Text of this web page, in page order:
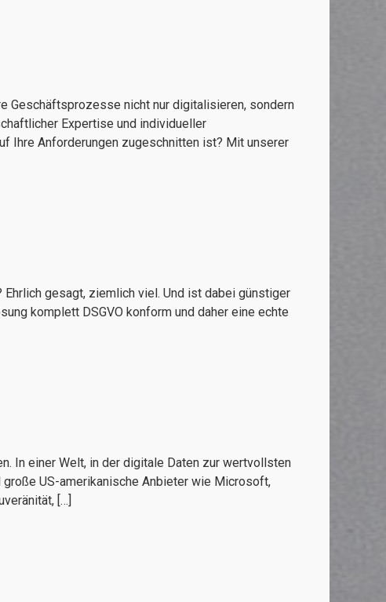
Geschäftsprozesse nicht nur digitalisieren, sondern
Expertise und individueller
Ihre Anforderungen zugeschnitten ist? Mit unserer
gesagt, ziemlich viel. Und ist dabei günstiger
komplett DSGVO konform und daher eine echte
In einer Welt, in der digitale Daten zur wertvollsten
US-amerikanische Anbieter wie Microsoft,
[…]